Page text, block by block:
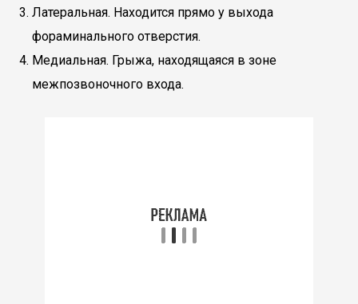
Латеральная. Находится прямо у выхода
фораминального отверстия.
Медиальная. Грыжа, находящаяся в зоне
межпозвоночного входа.